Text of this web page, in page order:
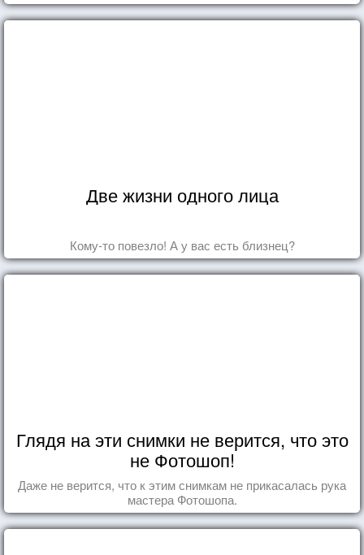
Две жизни одного лица
Кому-то повезло! А у вас есть близнец?
Глядя на эти снимки не верится, что это
не Фотошоп!
Даже не верится, что к этим снимкам не прикасалась рука
мастера Фотошопа.